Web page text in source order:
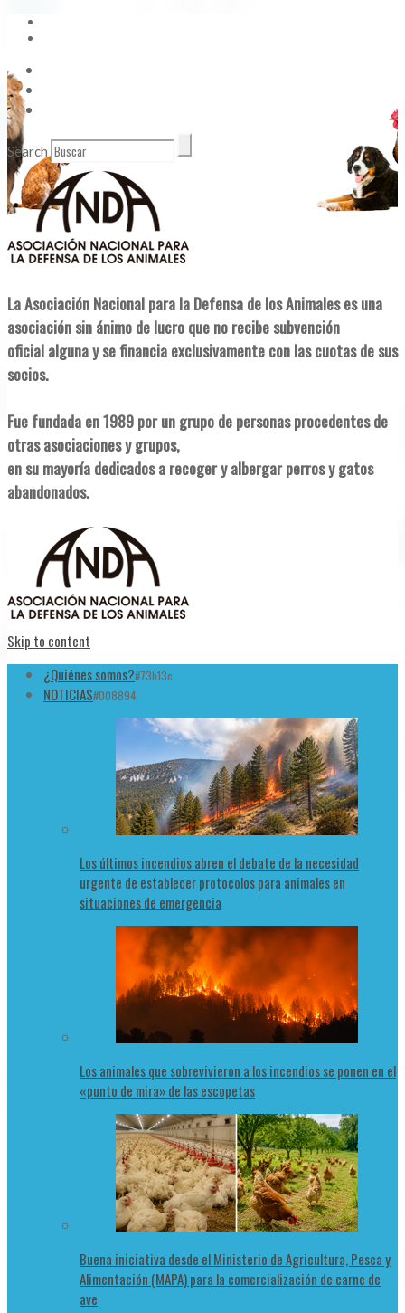
Search
La Asociación Nacional para la Defensa de los Animales es una
asociación sin ánimo de lucro que no recibe subvención
oficial alguna y se financia exclusivamente con las cuotas de sus
socios.
Fue fundada en 1989 por un grupo de personas procedentes de
otras asociaciones y grupos,
en su mayoría dedicados a recoger y albergar perros y gatos
abandonados.
Skip to content
¿Quiénes somos?#73b13c
NOTICIAS#008894
Los últimos incendios abren el debate de la necesidad
urgente de establecer protocolos para animales en
situaciones de emergencia
Los animales que sobrevivieron a los incendios se ponen en el
«punto de mira» de las escopetas
Buena iniciativa desde el Ministerio de Agricultura, Pesca y
Alimentación (MAPA) para la comercialización de carne de
ave